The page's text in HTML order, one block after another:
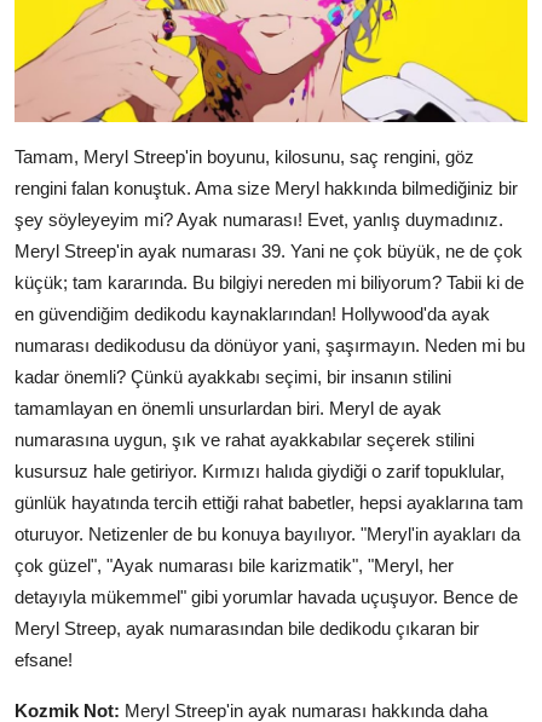
Tamam, Meryl Streep'in boyunu, kilosunu, saç rengini, göz
rengini falan konuştuk. Ama size Meryl hakkında bilmediğiniz bir
şey söyleyeyim mi? Ayak numarası! Evet, yanlış duymadınız.
Meryl Streep'in ayak numarası 39. Yani ne çok büyük, ne de çok
küçük; tam kararında. Bu bilgiyi nereden mi biliyorum? Tabii ki de
en güvendiğim dedikodu kaynaklarından! Hollywood'da ayak
numarası dedikodusu da dönüyor yani, şaşırmayın. Neden mi bu
kadar önemli? Çünkü ayakkabı seçimi, bir insanın stilini
tamamlayan en önemli unsurlardan biri. Meryl de ayak
numarasına uygun, şık ve rahat ayakkabılar seçerek stilini
kusursuz hale getiriyor. Kırmızı halıda giydiği o zarif topuklular,
günlük hayatında tercih ettiği rahat babetler, hepsi ayaklarına tam
oturuyor. Netizenler de bu konuya bayılıyor. "Meryl'in ayakları da
çok güzel", "Ayak numarası bile karizmatik", "Meryl, her
detayıyla mükemmel" gibi yorumlar havada uçuşuyor. Bence de
Meryl Streep, ayak numarasından bile dedikodu çıkaran bir
efsane!
Kozmik Not: Meryl Streep'in ayak numarası hakkında daha